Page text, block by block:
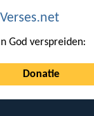
God verspreiden:
Donatie